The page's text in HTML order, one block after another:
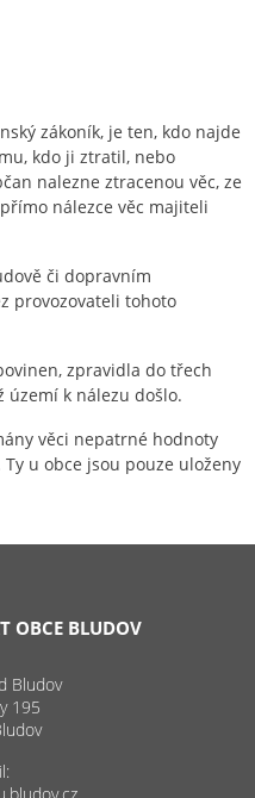
zákoník, je ten, kdo najde
kdo ji ztratil, nebo
nalezne ztracenou věc, ze
nálezce věc majiteli
či dopravním
provozovateli tohoto
zpravidla do třech
území k nálezu došlo.
věci nepatrné hodnoty
u obce jsou pouze uloženy
OBCE BLUDOV
Bludov
195